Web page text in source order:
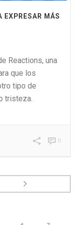
EXPRESAR MÁS
Reactions, una
que los
tipo de
tristeza.
0